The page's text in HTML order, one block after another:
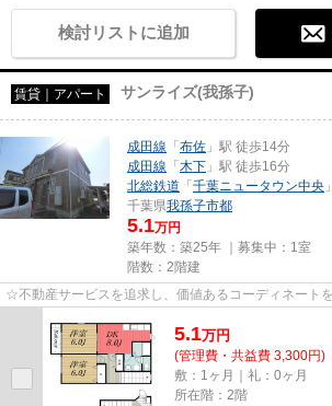
検討リストに追加
賃貸｜アパート サンライズ(我孫子)
成田線 「 布佐 」駅 徒歩14分
成田線 「 木下 」駅 徒歩16分
北総鉄道 「 千葉ニュータウン中央
千葉県我孫子市都
5.1万円
築年数：築25年 ｜募集中： 1室
階数：2階建
☆不動産サービスを追求し、価値あるコーディネート
5.1万円
(管理費・共益費 3,300円)
敷：1ヶ月｜礼：0ヶ月
所在階：2階